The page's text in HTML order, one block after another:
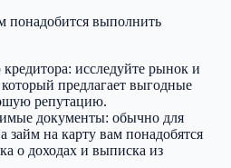
понадобится выполнить
исследуйте рынок и
предлагает выгодные
репутацию.
документы: обычно для
займ на карту вам понадобятся
о доходах и выписка из